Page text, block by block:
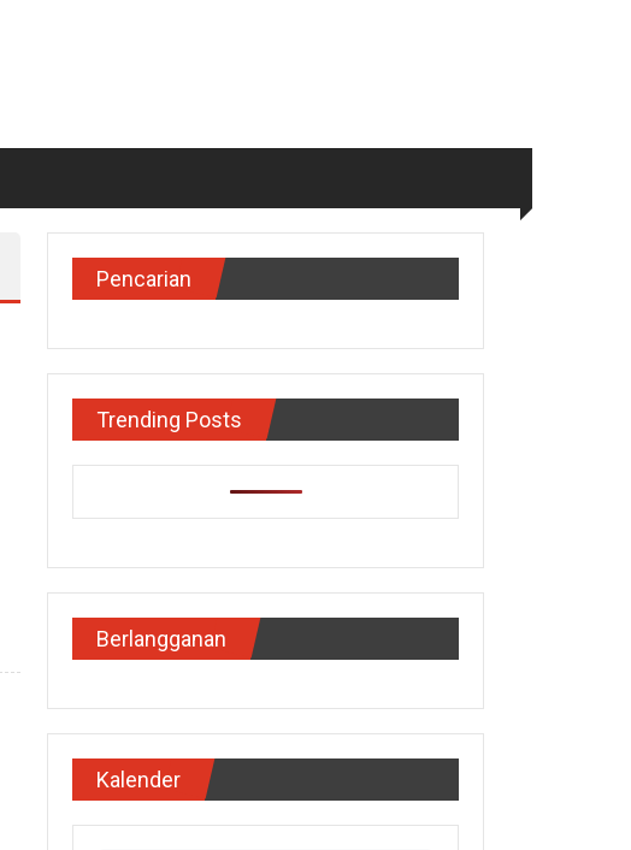
Pencarian
Trending Posts
Berlangganan
Kalender